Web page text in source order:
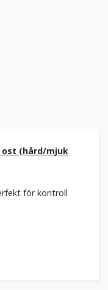
ost (hård/mjuk
för kontroll